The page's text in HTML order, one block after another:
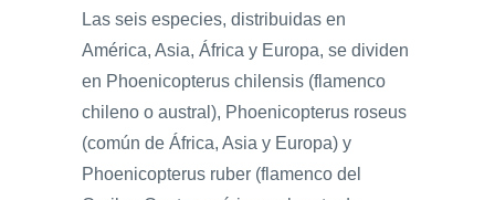
Las seis especies, distribuidas en
América, Asia, África y Europa, se dividen
en Phoenicopterus chilensis (flamenco
chileno o austral), Phoenicopterus roseus
(común de África, Asia y Europa) y
Phoenicopterus ruber (flamenco del